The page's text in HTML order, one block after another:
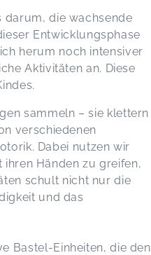
darum, die wachsende
Entwicklungsphase
herum noch intensiver
Aktivitäten an. Diese
sammeln – sie klettern
verschiedenen
Dabei nutzen wir
Händen zu greifen,
schult nicht nur die
und das
Bastel-Einheiten, die den